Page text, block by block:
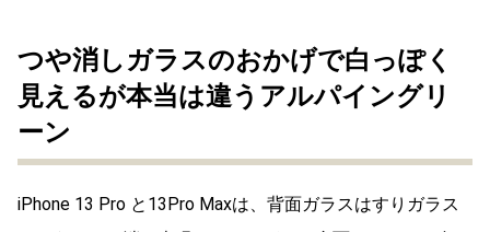
つや消しガラスのおかげで白っぽく
見えるが本当は違うアルパイングリ
ーン
iPhone 13 Pro と13Pro Maxは、背面ガラスはすりガラス